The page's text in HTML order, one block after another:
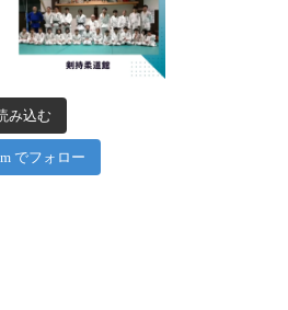
み込む
でフォロー